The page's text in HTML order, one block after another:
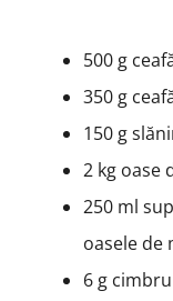
500 g
350 g
150 g
2 kg oase
250 ml
oasele de
6 g